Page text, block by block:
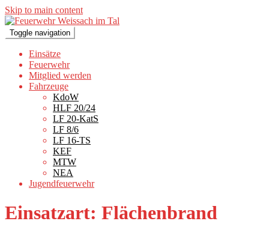
Skip to main content
Toggle navigation
Einsätze
Feuerwehr
Mitglied werden
Fahrzeuge
KdoW
HLF 20/24
LF 20-KatS
LF 8/6
LF 16-TS
KEF
MTW
NEA
Jugendfeuerwehr
Einsatzart: Flächenbrand